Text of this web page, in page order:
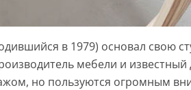
в 1979) основал свою
мебели и
но пользуются огромным